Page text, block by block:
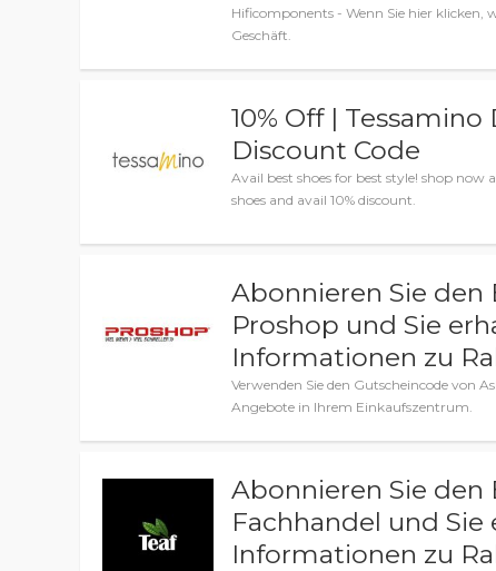
Hificomponents - Wenn Sie hier klicken,
Geschäft.
10% Off | Tessamino
Discount Code
Avail best shoes for best style! shop now
shoes and avail 10% discount.
Abonnieren Sie den
Proshop und Sie
Informationen zu
Verwenden Sie den Gutscheincode von
Angebote in Ihrem Einkaufszentrum.
Abonnieren Sie den
Fachhandel und
Informationen zu